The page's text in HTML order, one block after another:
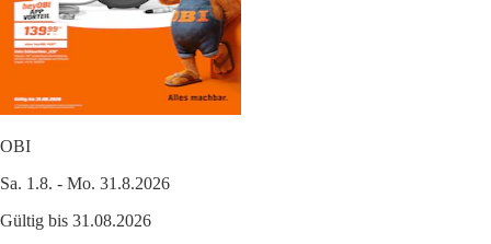
OBI
Sa. 1.8. - Mo. 31.8.2026
Gültig bis 31.08.2026